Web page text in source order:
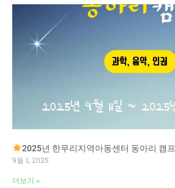
2025년 한무리지역아동센터 동아리 캠프
9월 1, 2025
더보기 »